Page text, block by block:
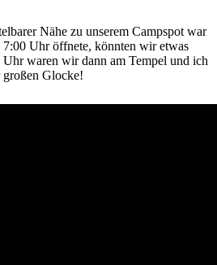
Nähe zu unserem Campspot war
Uhr öffnete, könnten wir etwas
waren wir dann am Tempel und ich
großen Glocke!